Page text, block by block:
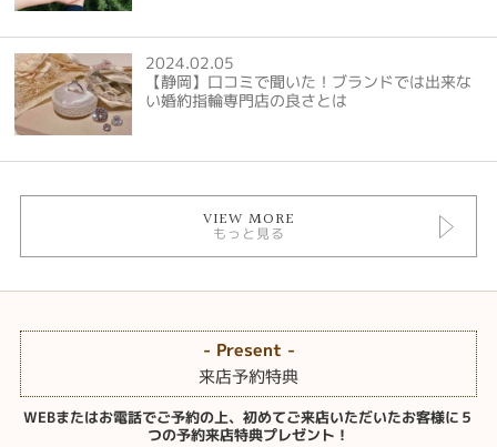
2024.02.05
【静岡】口コミで聞いた！ブランドでは出来な
い婚約指輪専門店の良さとは
VIEW MORE
もっと見る
- Present -
来店予約特典
WEBまたはお電話でご予約の上、初めてご来店いただいたお客様に５
つの予約来店特典プレゼント！